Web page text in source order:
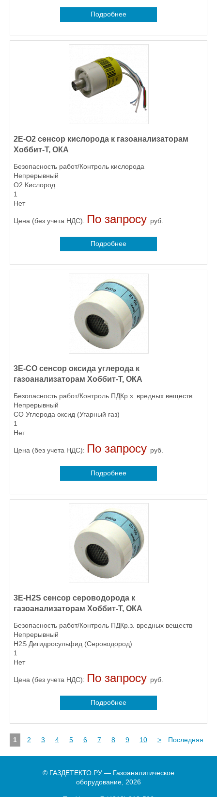
Подробнее
2E-О2 сенсор кислорода к газоанализаторам
Хоббит-Т, ОКА
Безопасность работ/Контроль кислорода
Непрерывный
O2 Кислород
1
Нет
Цена (без учета НДС): По запросу руб.
Подробнее
3E-CO сенсор оксида углерода к
газоанализаторам Хоббит-Т, ОКА
Безопасность работ/Контроль ПДКр.з. вредных веществ
Непрерывный
CO Углерода оксид (Угарный газ)
1
Нет
Цена (без учета НДС): По запросу руб.
Подробнее
3E-H2S сенсор сероводорода к
газоанализаторам Хоббит-Т, ОКА
Безопасность работ/Контроль ПДКр.з. вредных веществ
Непрерывный
H2S Дигидросульфид (Сероводород)
1
Нет
Цена (без учета НДС): По запросу руб.
Подробнее
1 2 3 4 5 6 7 8 9 10 > Последняя
© ГАЗДЕТЕКТО.РУ — Газоаналитическое
оборудование, 2026